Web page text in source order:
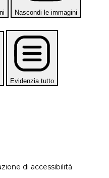
Nascondi le immagini
Evidenzia tutto
di accessibilità